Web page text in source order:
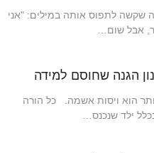
שקשה לתפוס אותה במילים: "אני
אבל שום…
הגנה שחוסם למידה
הוא ויסות אשמה. כל הורה
ילד שנכנס…